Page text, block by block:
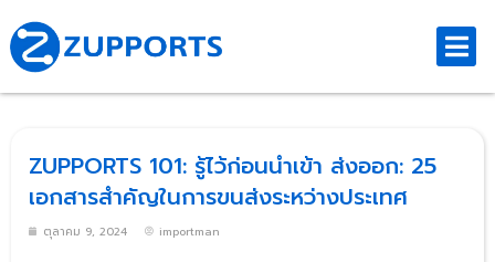
ZUPPORTS 101: รู้ไว้ก่อนนำเข้า ส่งออก: 25
เอกสารสำคัญในการขนส่งระหว่างประเทศ
ตุลาคม 9, 2024 importman